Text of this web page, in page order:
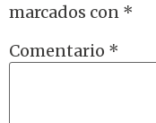
marcados con *
Comentario *